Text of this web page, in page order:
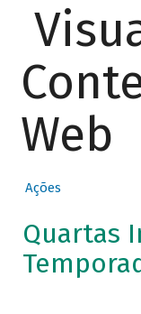
Web
Ações
Quartas